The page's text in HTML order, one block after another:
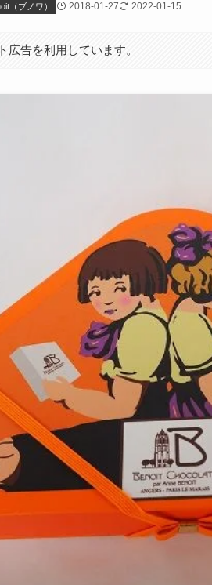
（ブノワ） 2018-01-27 2022-01-15
広告を利用しています。